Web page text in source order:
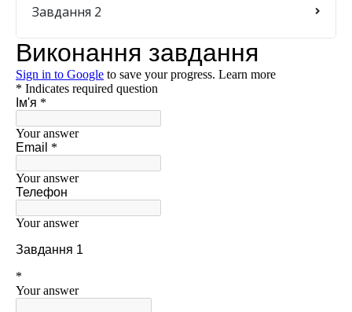
Завдання 2